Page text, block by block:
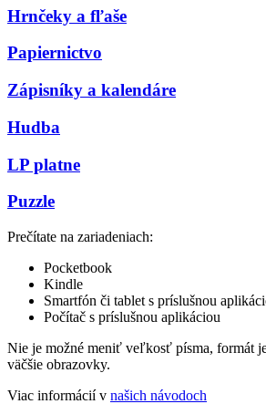
Hrnčeky a fľaše
Papiernictvo
Zápisníky a kalendáre
Hudba
LP platne
Puzzle
Prečítate na zariadeniach:
Pocketbook
Kindle
Smartfón či tablet s príslušnou
Počítač s príslušnou aplikáciou
Nie je možné meniť veľkosť písma, formát
väčšie obrazovky.
Viac informácií v našich návodoch